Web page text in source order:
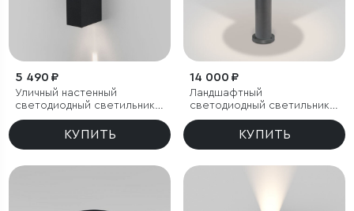
5 490 ₽
Уличный настенный
светодиодный светильник
Blaze LED IP65
КУПИТЬ
14 000 ₽
Ландшафтный
светодиодный светильник
Nimbus IP54
КУПИТЬ